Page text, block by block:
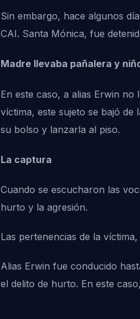
Sin embargo, hace algunos
CAI. Santa Mónica, fue
Madre llevaba pañalera y
En este caso, a alias Erwin
víctima, este sujeto se bajó
su bolso y lanzarla al piso.
La captura
Cuando se escucharon las
hurto y la agresión.
Las pertenencias de la
Alias Erwin fue conducido
el delito de hurto. En este